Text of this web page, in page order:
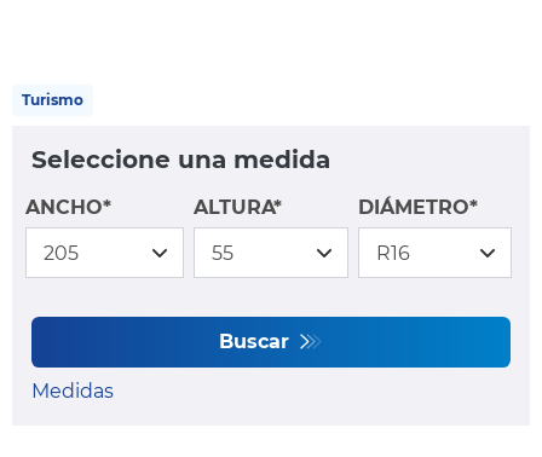
Turismo
Seleccione una medida
ANCHO* ALTURA* DIÁMETRO*
Buscar
Medidas